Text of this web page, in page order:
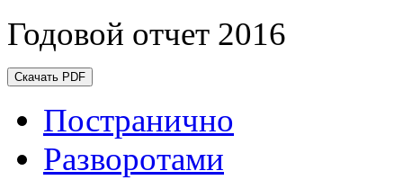
Годовой отчет 2016
Скачать PDF
Постранично
Разворотами